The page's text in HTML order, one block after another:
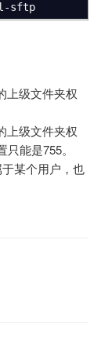
-sftp
上级文件夹权
上级文件夹权
能是755。
某个用户，也